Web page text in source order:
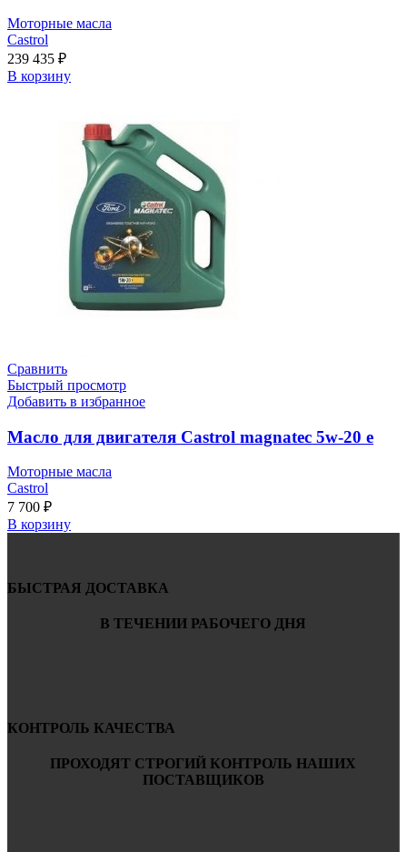
Моторные масла
Castrol
239 435 ₽
В корзину
Сравнить
Быстрый просмотр
Добавить в избранное
Масло для двигателя Castrol magnatec 5w-20 e
Моторные масла
Castrol
7 700 ₽
В корзину
БЫСТРАЯ ДОСТАВКА
В ТЕЧЕНИИ РАБОЧЕГО ДНЯ
КОНТРОЛЬ КАЧЕСТВА
ПРОХОДЯТ СТРОГИЙ КОНТРОЛЬ НАШИХ
ПОСТАВЩИКОВ